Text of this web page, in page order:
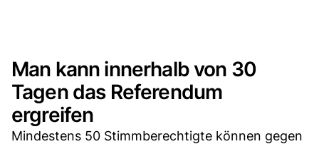
Man kann innerhalb von 30
Tagen das Referendum
ergreifen
Mindestens 50 Stimmberechtigte können gegen